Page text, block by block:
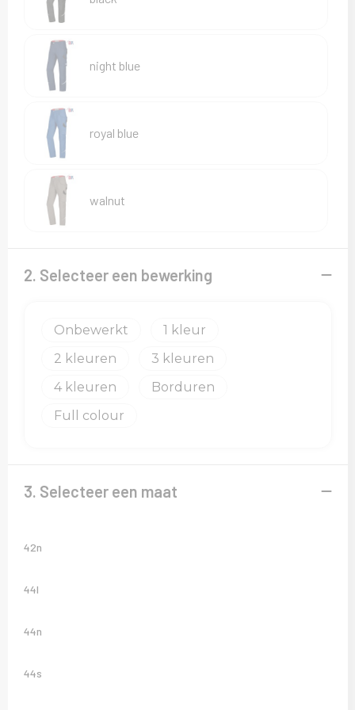
T-Shirts
Veiligheidsvesten en Veiligheidshesjes
Vesten
night blue
royal blue
walnut
2. Selecteer een bewerking
Onbewerkt
1
2
3
4
Borduren
Full colour
3. Selecteer een maat
42n
44l
44n
44s